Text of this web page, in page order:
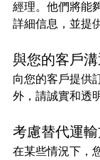
經理。他們將能
詳細信息，並提
與您的客戶溝
向您的客戶提供
外，請誠實和透
考慮替代運輸
在某些情況下，